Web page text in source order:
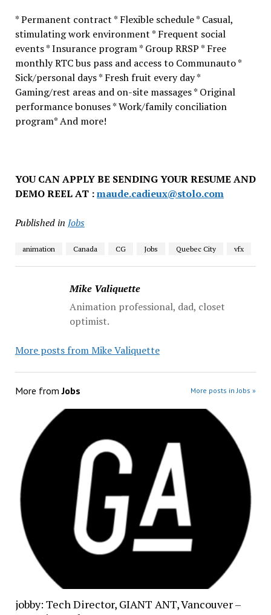
* Permanent contract * Flexible schedule * Casual,
stimulating work environment * Frequent social
events * Insurance program * Group RRSP * Free
monthly RTC bus pass and access to Communauto *
Sick/personal days * Fresh fruit every day *
Gaming/rest areas and on-site massages * Original
performance bonuses * Work/family conciliation
program* And more!
YOU CAN APPLY BE SENDING YOUR RESUME AND
DEMO REEL AT :maude.cadieux@stolo.com
Published in Jobs
animation Canada CG Jobs Quebec City vfx
Mike Valiquette
Animation professional, dad, closet
optimist.
More posts from Mike Valiquette
More fromJobs More posts in Jobs »
jobby: Tech Director, GIANT ANT, Vancouver –